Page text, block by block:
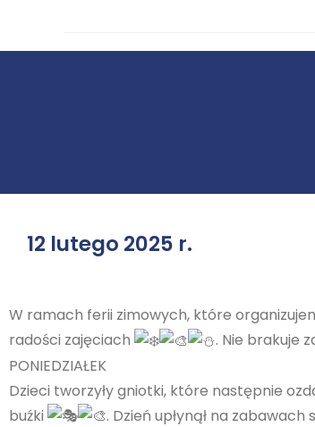
12 lutego 2025 r.
W ramach ferii zimowych, które
radości zajęciach
. Nie brakuje
PONIEDZIAŁEK
Dzieci tworzyły gniotki, które następnie
buźki
. Dzień upłynął na